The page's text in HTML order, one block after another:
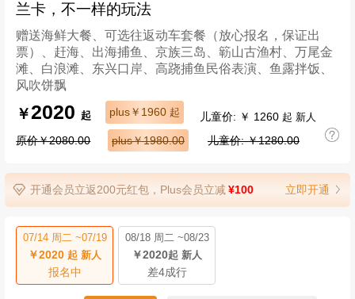
兰卡，不一样的玩法
赠送海鲜大餐、可选往返动车套餐（放心报名，保证出
票）、赶海、出海捕鱼、京族三岛、簕山古渔村、万尾金
滩、白浪滩、东兴口岸、高跷捕鱼民俗表演、鱼露拌饭、
风吹饼飘
￥2020起 plus￥1960 起 儿童价: ￥ 1260 起 新人
原价￥2080.00 plus￥1980.00 儿童价: ￥1280.00
开通会员立返200元红包，Plus会员立减¥100 立即开通
07/14 周二 ~07/19
￥2020起 新人
报名中
08/18 周二 ~08/23
￥2020起 新人
差4成行